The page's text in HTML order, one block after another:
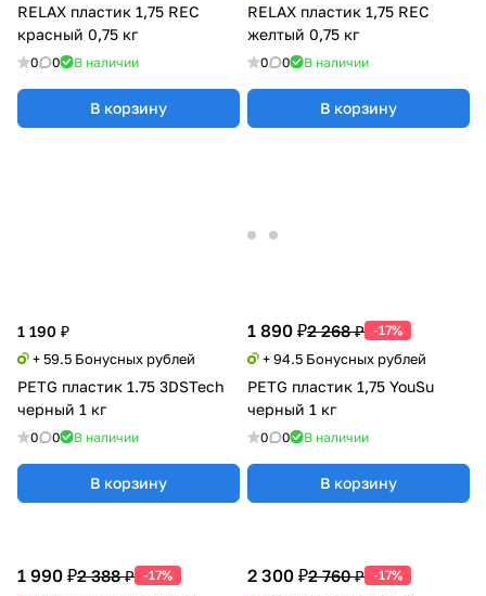
RELAX пластик 1,75 REC
красный 0,75 кг
0 0 В наличии
В корзину
RELAX пластик 1,75 REC
желтый 0,75 кг
0 0 В наличии
В корзину
1 190 ₽
+ 59.5 Бонусных рублей
PETG пластик 1.75 3DSTech
черный 1 кг
0 0 В наличии
В корзину
1 890 ₽2 268 ₽ -17%
+ 94.5 Бонусных рублей
PETG пластик 1,75 YouSu
черный 1 кг
0 0 В наличии
В корзину
1 990 ₽2 388 ₽ -17% 2 300 ₽2 760 ₽ -17%